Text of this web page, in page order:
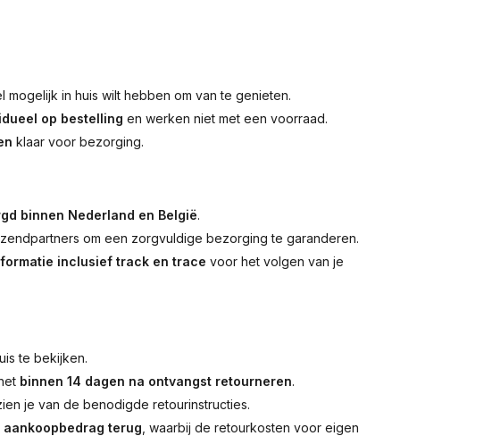
in huis wilt hebben om van te genieten.
op bestelling en werken niet met een voorraad.
klaar voor bezorging.
binnen Nederland en België.
om een zorgvuldige bezorging te garanderen.
inclusief track en trace voor het volgen van je
te bekijken.
binnen 14 dagen na ontvangst retourneren.
je van de benodigde retourinstructies.
aankoopbedrag terug , waarbij de retourkosten voor eigen